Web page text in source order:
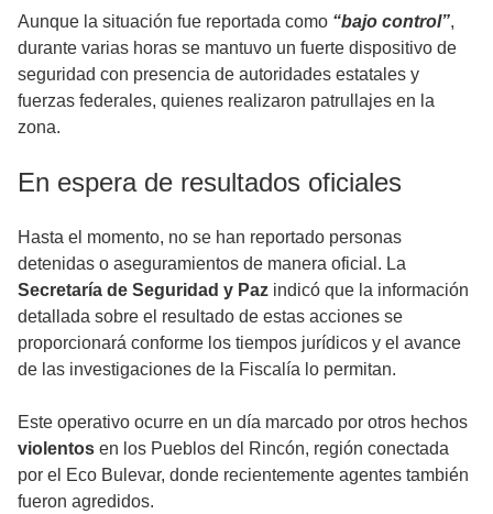
Aunque la situación fue reportada como “bajo control”,
durante varias horas se mantuvo un fuerte dispositivo de
seguridad con presencia de autoridades estatales y
fuerzas federales, quienes realizaron patrullajes en la
zona.
En espera de resultados oficiales
Hasta el momento, no se han reportado personas
detenidas o aseguramientos de manera oficial. La
Secretaría de Seguridad y Paz indicó que la información
detallada sobre el resultado de estas acciones se
proporcionará conforme los tiempos jurídicos y el avance
de las investigaciones de la Fiscalía lo permitan.
Este operativo ocurre en un día marcado por otros hechos
violentos en los Pueblos del Rincón, región conectada
por el Eco Bulevar, donde recientemente agentes también
fueron agredidos.